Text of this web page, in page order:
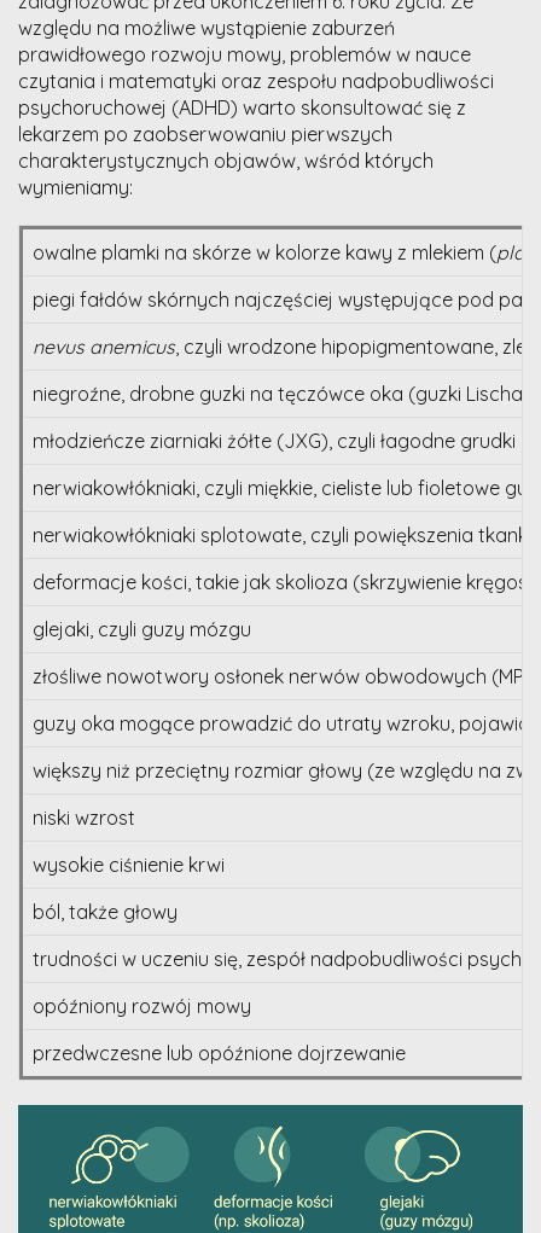
względu na możliwe wystąpienie zaburzeń
prawidłowego rozwoju mowy, problemów w nauce
czytania i matematyki oraz zespołu nadpobudliwości
psychoruchowej (ADHD) warto skonsultować się z
lekarzem po zaobserwowaniu pierwszych
charakterystycznych objawów, wśród których
wymieniamy:
owalne plamki na skórze w kolorze kawy z mlekiem (
piegi fałdów skórnych najczęściej występujące pod
nevus anemicus , czyli wrodzone hipopigmentowane,
niegroźne, drobne guzki na tęczówce oka (guzki Lischa)
młodzieńcze ziarniaki żółte (JXG), czyli łagodne
nerwiakowłókniaki, czyli miękkie, cieliste lub fioletowe
nerwiakowłókniaki splotowate, czyli powiększenia
deformacje kości, takie jak skolioza (skrzywienie
glejaki, czyli guzy mózgu
złośliwe nowotwory osłonek nerwów obwodowych
guzy oka mogące prowadzić do utraty wzroku,
większy niż przeciętny rozmiar głowy (ze względu na
niski wzrost
wysokie ciśnienie krwi
ból, także głowy
trudności w uczeniu się, zespół nadpobudliwości
opóźniony rozwój mowy
przedwczesne lub opóźnione dojrzewanie